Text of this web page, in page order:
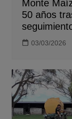
Monte
50 años
03/03/2026